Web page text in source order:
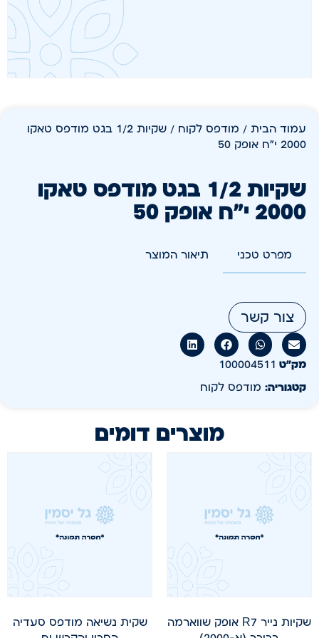
עמוד הבית / מודפס לקוח
/ שקיות 1/2 בגט מודפס טאקו
2000 י"ח אופק 50
שקיות 1/2 בגט מודפס טאקו
2000 י"ח אופק 50
מפרט טכני תיאור המוצר
צור קשר
מק״ט 100004511
קטגוריה: מודפס לקוח
מוצרים דומים
שקיות נייר R7 אופק שווארמה
שקית נשיאה מודפס סעדיה